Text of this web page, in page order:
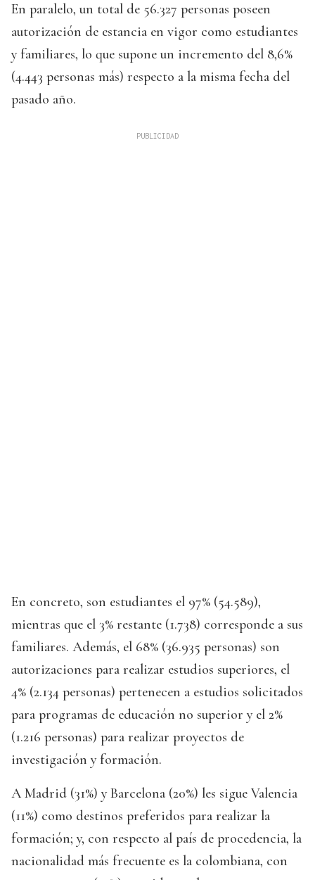
En paralelo, un total de 56.327 personas poseen
autorización de estancia en vigor como estudiantes
y familiares, lo que supone un incremento del 8,6%
(4.443 personas más) respecto a la misma fecha del
pasado año.
En concreto, son estudiantes el 97% (54.589),
mientras que el 3% restante (1.738) corresponde a sus
familiares. Además, el 68% (36.935 personas) son
autorizaciones para realizar estudios superiores, el
4% (2.134 personas) pertenecen a estudios solicitados
para programas de educación no superior y el 2%
(1.216 personas) para realizar proyectos de
investigación y formación.
A Madrid (31%) y Barcelona (20%) les sigue Valencia
(11%) como destinos preferidos para realizar la
formación; y, con respecto al país de procedencia, la
nacionalidad más frecuente es la colombiana, con